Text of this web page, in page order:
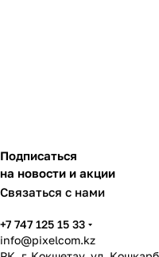
Подписаться
на новости и акции
Связаться с нами
+7 747 125 15 33
info@pixelcom.kz